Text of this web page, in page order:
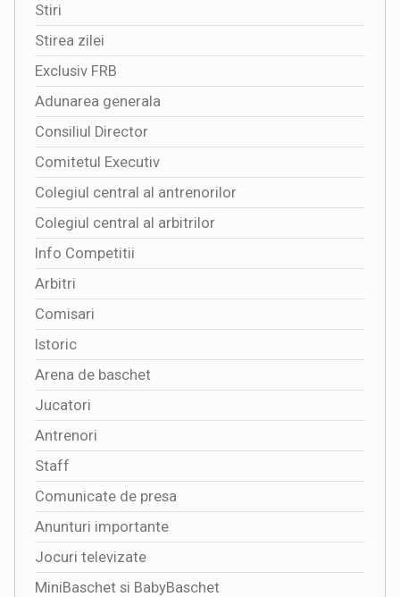
Stiri
Stirea zilei
Exclusiv FRB
Adunarea generala
Consiliul Director
Comitetul Executiv
Colegiul central al antrenorilor
Colegiul central al arbitrilor
Info Competitii
Arbitri
Comisari
Istoric
Arena de baschet
Jucatori
Antrenori
Staff
Comunicate de presa
Anunturi importante
Jocuri televizate
MiniBaschet si BabyBaschet